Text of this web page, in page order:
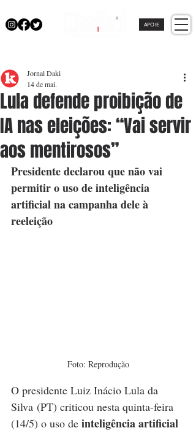
APOIE
Lula defende proibição de
IA nas eleições: “Vai servir
aos mentirosos”
Jornal Daki
14 de mai.
Presidente declarou que não vai
permitir o uso de inteligência
artificial na campanha dele à
reeleição
Foto: Reprodução
O presidente Luiz Inácio Lula da
Silva (PT) criticou nesta quinta-feira
(14/5) o uso de inteligência artificial